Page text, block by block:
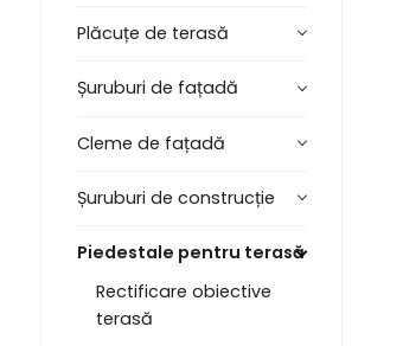
Plăcuțe de terasă
Șuruburi de fațadă
Cleme de fațadă
Șuruburi de construcție
Piedestale pentru terasă
Rectificare obiective
terasă